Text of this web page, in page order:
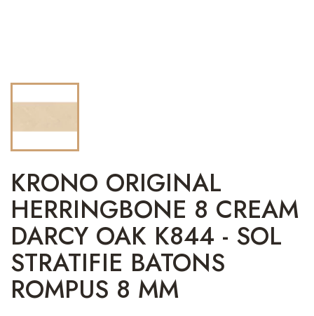
KRONO ORIGINAL
HERRINGBONE 8 CREAM
DARCY OAK K844 - SOL
STRATIFIE BATONS
ROMPUS 8 MM